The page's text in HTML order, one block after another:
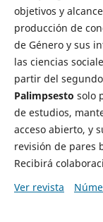
objetivos y
producción de
de Género y sus
las ciencias
partir del
Palimpsesto solo
de estudios,
acceso abierto, y
revisión de pares
Recibirá
Ver revista